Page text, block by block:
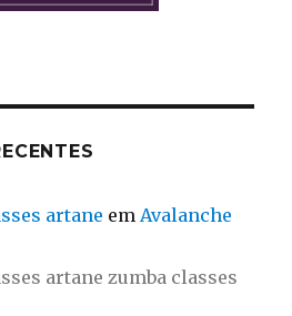
artane em Avalanche
artane zumba classes